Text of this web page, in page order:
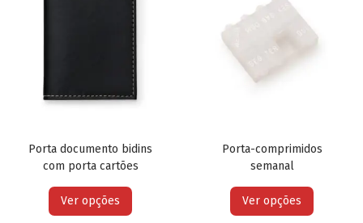
Porta documento bidins
com porta cartões
Ver opções
Porta-comprimidos
semanal
Ver opções